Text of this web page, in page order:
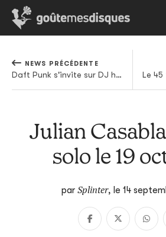
NEWS PRÉCÉDENTE
Daft Punk s'invite sur DJ hero
Julian
solo le 19
par Splinter, le 14